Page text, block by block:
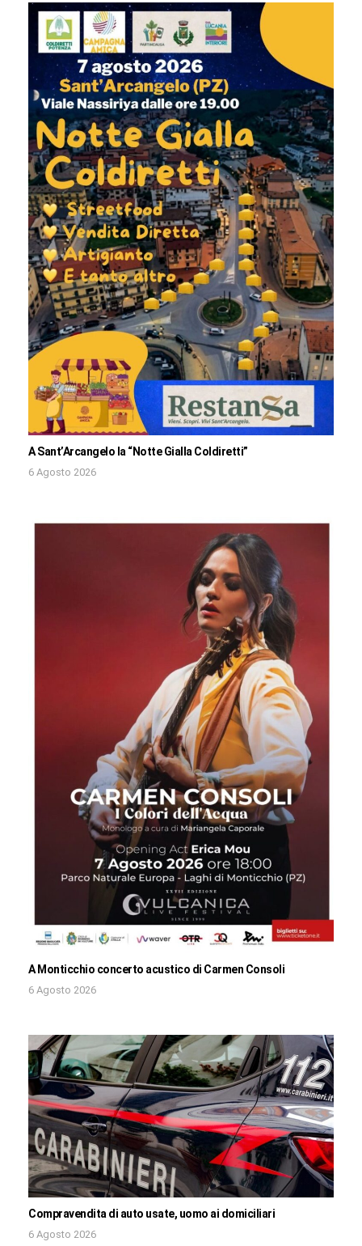
A Sant’Arcangelo la “Notte Gialla Coldiretti”
6 Agosto 2026
A Monticchio concerto acustico di Carmen Consoli
6 Agosto 2026
Compravendita di auto usate, uomo ai domiciliari
6 Agosto 2026